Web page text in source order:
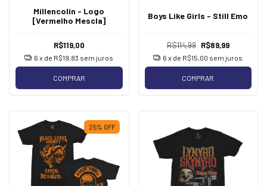
Millencolin - Logo
[Vermelho Mescla]
R$119,00
6 x de R$19,83 sem juros
COMPRAR
Boys Like Girls - Still Emo
R$114,99 R$89,99
6 x de R$15,00 sem juros
COMPRAR
25% OFF